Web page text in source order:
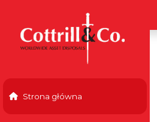
Strona główna